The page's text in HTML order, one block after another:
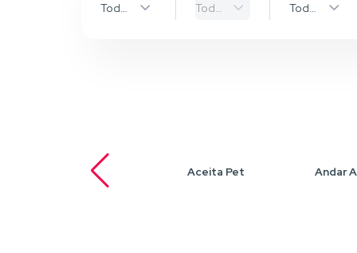
Todas as Cidades Todos os bairros Todos os
Aceita Pet Andar